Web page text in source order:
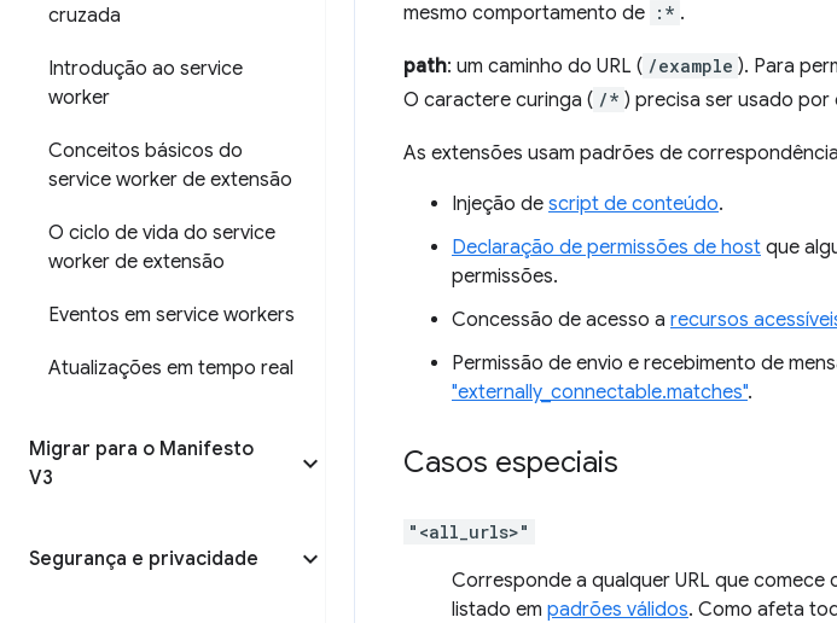
cruzada
Introdução ao service
worker
Conceitos básicos do
service worker de extensão
O ciclo de vida do service
worker de extensão
Eventos em service workers
Atualizações em tempo real
Migrar para o Manifesto
V3
Segurança e privacidade
mesmo comportamento de :* .
path: um caminho do URL ( /example ). Para
O caractere curinga ( /* ) precisa ser usado por
As extensões usam padrões de
Injeção de script de conteúdo.
Declaração de permissões de host que
permissões.
Concessão de acesso a recursos
Permissão de envio e recebimento de
"externally_connectable.matches".
Casos especiais
"<all_urls>"
Corresponde a qualquer URL que
listado em padrões válidos. Como afeta